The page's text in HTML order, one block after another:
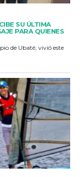
SU ÚLTIMA
PARA QUIENES
de Ubaté, vivió este